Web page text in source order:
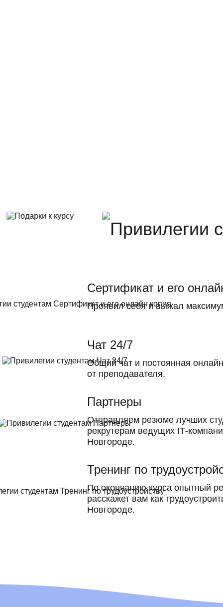
Сертификат и его
Проявил себя и выжал
Чат 24/7
Общий чат и постоянная
от преподавателя.
Партнеры
Отправляем резюме лучших
рекрутерам ведущих ІТ-
Новгороде.
Тренинг по
По окончанию курса опытный
расскажет вам как
Новгороде.